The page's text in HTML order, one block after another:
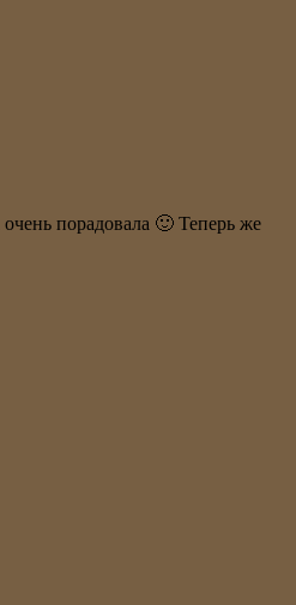
порадовала 🙂 Теперь же